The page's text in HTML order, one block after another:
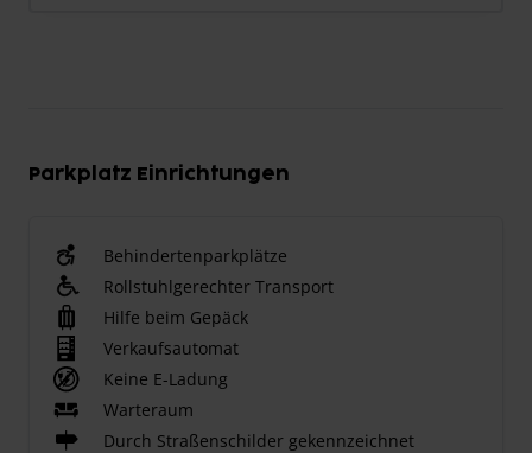
Parkplatz Einrichtungen
Behindertenparkplätze
Rollstuhlgerechter Transport
Hilfe beim Gepäck
Verkaufsautomat
Keine E-Ladung
Warteraum
Durch Straßenschilder gekennzeichnet